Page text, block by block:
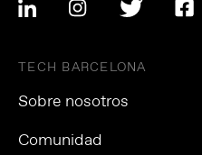
TECH BARCELONA
Sobre nosotros
Comunidad